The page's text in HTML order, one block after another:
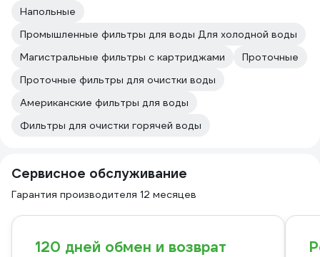
Напольные
Промышленные фильтры для воды Для холодной воды
Магистральные фильтры с картриджами
Проточные
Проточные фильтры для очистки воды
Американские фильтры для воды
Фильтры для очистки горячей воды
Сервисное обслуживание
Гарантия производителя 12 месяцев
120 дней обмен и возврат